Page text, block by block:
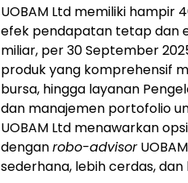
UOBAM Ltd memiliki hampir
efek pendapatan tetap dan
miliar, per30 September
produk yang komprehensif
bursa, hingga layanan
dan manajemen portofolio
UOBAM Ltd menawarkan
denganrobo-advisor
sederhana, lebih cerdas, dan